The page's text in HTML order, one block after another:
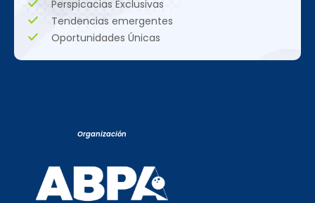
Perspicacias Exclusivas
Tendencias emergentes
Oportunidades Únicas
Organización